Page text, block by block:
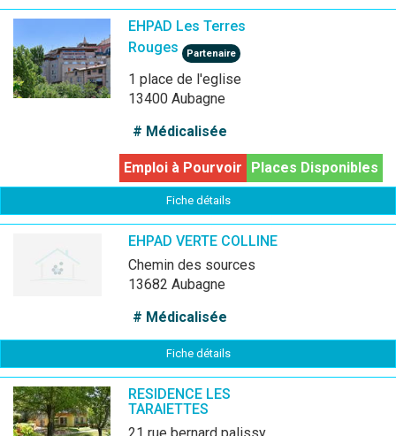
EHPAD Les Terres
Rouges
Partenaire
1 place de l'eglise
13400 Aubagne
# Médicalisée
Places Disponibles
Emploi à Pourvoir
Fiche détails
EHPAD VERTE COLLINE
chemin des sources
13682 Aubagne
# Médicalisée
Fiche détails
RESIDENCE LES
TARAIETTES